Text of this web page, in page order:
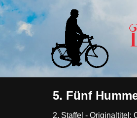
Zum
5. Fünf
2. Staffel - Originaltitel: